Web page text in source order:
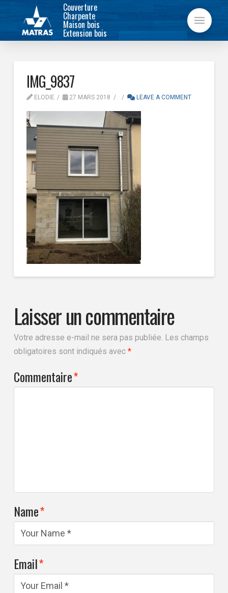
Couverture
Charpente
Maison bois
Extension bois
IMG_9837
ELODIE 27 MARS 2018 LEAVE A COMMENT
Laisser un commentaire
Votre adresse e-mail ne sera pas publiée. Les champs
obligatoires sont indiqués avec *
Commentaire*
Name*
Email*